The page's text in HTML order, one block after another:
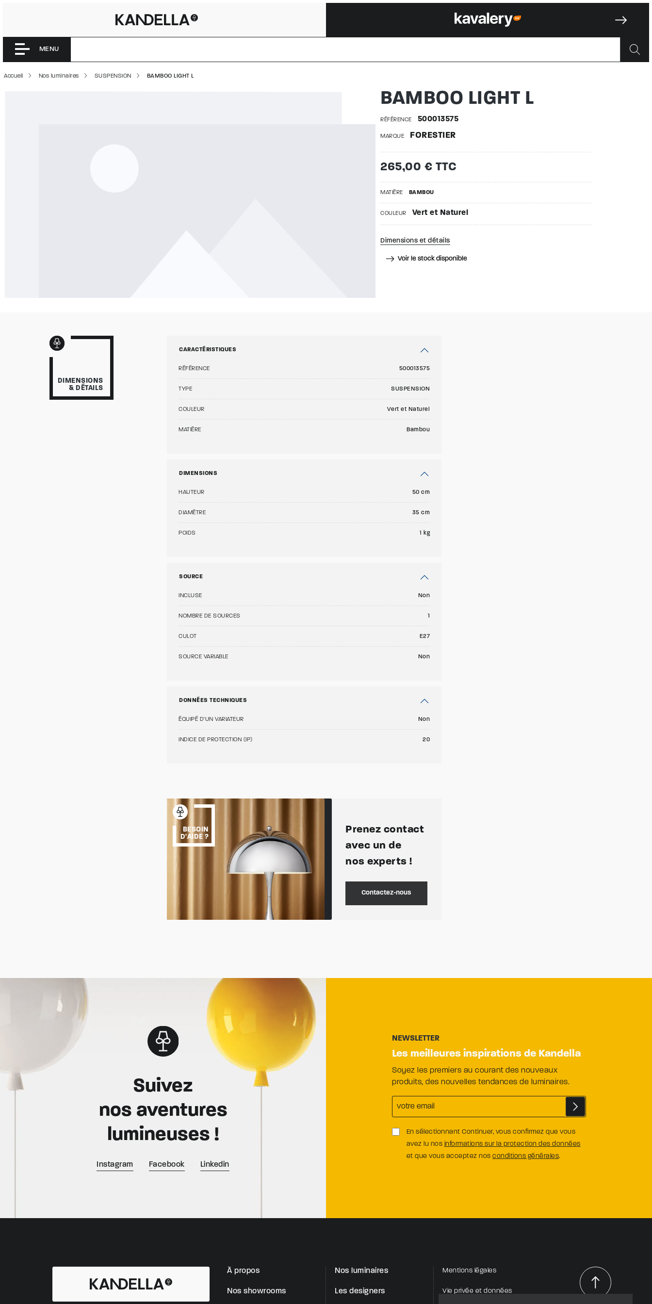
BAMBOO LIGHT L |
MENU
Accueil Nos luminaires SUSPENSION BAMBOO LIGHT L
BAMBOO LIGHT L
RÉFÉRENCE 500013575
MARQUE FORESTIER
265,00 € TTC
MATIÈRE BAMBOU
COULEUR Vert et Naturel
Dimensions et détails
Voir le stock disponible
DIMENSIONS
& DÉTAILS
CARACTÉRISTIQUES
RÉFÉRENCE 500013575
TYPE SUSPENSION
COULEUR Vert et Naturel
MATIÈRE Bambou
DIMENSIONS
HAUTEUR 50 cm
DIAMÈTRE 35 cm
POIDS 1 kg
SOURCE
INCLUSE Non
NOMBRE DE SOURCES 1
CULOT E27
SOURCE VARIABLE Non
DONNÉES TECHNIQUES
ÉQUIPÉ D'UN VARIATEUR Non
INDICE DE PROTECTION (IP) 20
BESOIN
D'AIDE ?
Prenez contact
avec un de
nos experts !
Contactez-nous
Suivez
nos aventures
lumineuses !
Instagram Facebook Linkedin
NEWSLETTER
Les meilleures inspirations de Kandella
Soyez les premiers au courant des nouveaux
produits, des nouvelles tendances de luminaires.
En sélectionnant Continuer, vous confirmez que vous
avez lu nos informations sur la protection des données
et que vous acceptez nos conditions générales.
À propos
Nos showrooms
Nos luminaires
Les designers
Mentions légales
Vie privée et données